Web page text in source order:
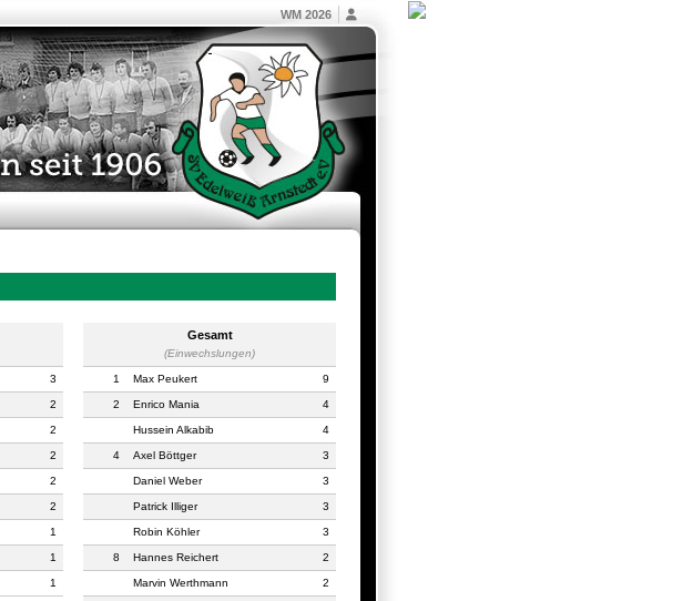
WM 2026
3
2
2
2
2
2
1
1
1
Gesamt
(Einwechslungen)
1 Max Peukert 9
2 Enrico Mania 4
Hussein Alkabib 4
4 Axel Böttger 3
Daniel Weber 3
Patrick Illiger 3
Robin Köhler 3
8 Hannes Reichert 2
Marvin Werthmann 2